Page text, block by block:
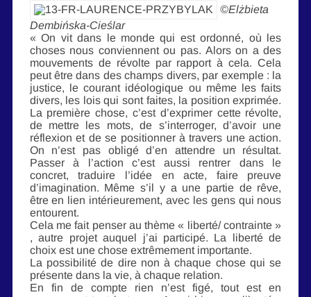
©Elżbieta
Dembińska-Cieślar
« On vit dans le monde qui est ordonné, où les
choses nous conviennent ou pas. Alors on a des
mouvements de révolte par rapport à cela. Cela
peut être dans des champs divers, par exemple : la
justice, le courant idéologique ou même les faits
divers, les lois qui sont faites, la position exprimée.
La première chose, c’est d’exprimer cette révolte,
de mettre les mots, de s’interroger, d’avoir une
réflexion et de se positionner à travers une action.
On n’est pas obligé d’en attendre un résultat.
Passer à l’action c’est aussi rentrer dans le
concret, traduire l’idée en acte, faire preuve
d’imagination. Même s’il y a une partie de rêve,
être en lien intérieurement, avec les gens qui nous
entourent.
Cela me fait penser au thème « liberté/ contrainte »
, autre projet auquel j’ai participé. La liberté de
choix est une chose extrêmement importante.
La possibilité de dire non à chaque chose qui se
présente dans la vie, à chaque relation.
En fin de compte rien n’est figé, tout est en